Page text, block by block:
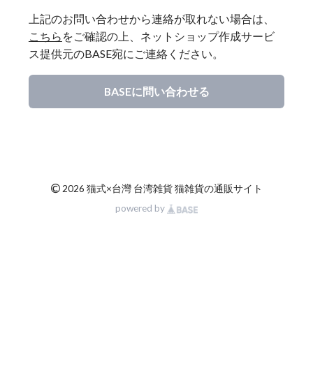
上記のお問い合わせから連絡が取れない場合は、
こちら をご確認の上、ネットショップ作成サービ
ス提供元のBASE宛にご連絡ください。
BASEに問い合わせる
© 2026 猫式×台灣 台湾雑貨 猫雑貨の通販サイト
powered by